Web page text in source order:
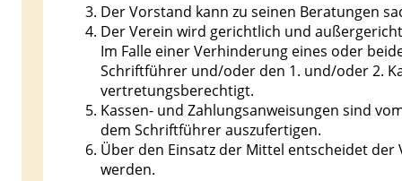
Der Vorstand kann zu seinen Beratungen
Der Verein wird gerichtlich und
Im Falle einer Verhinderung eines oder
Schriftführer und/oder den 1. und/oder 2.
vertretungsberechtigt.
Kassen- und Zahlungsanweisungen sind
dem Schriftführer auszufertigen.
Über den Einsatz der Mittel entscheidet
werden.